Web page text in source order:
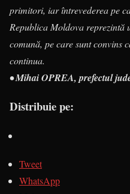
primitori, iar întrevederea pe
Republica Moldova reprezintă
comună, pe care sunt convins
continua.
• Mihai OPREA, prefectul
Distribuie pe:
Tweet
WhatsApp